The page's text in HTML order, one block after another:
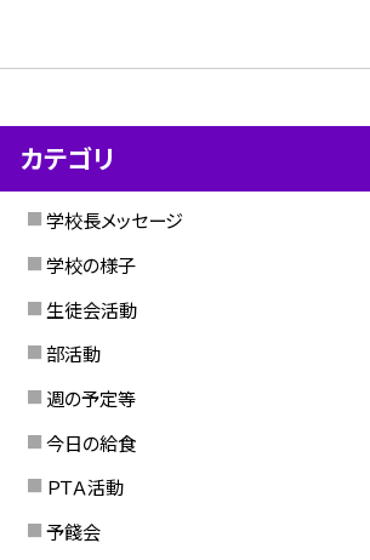
カテゴリ
学校長メッセージ
学校の様子
生徒会活動
部活動
週の予定等
今日の給食
ＰＴＡ活動
予餞会